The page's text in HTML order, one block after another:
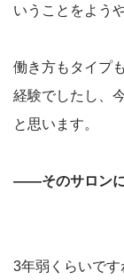
いうことをよう
働き方もタイプ
経験でしたし、
と思います。
――そのサロンに
3年弱くらいで